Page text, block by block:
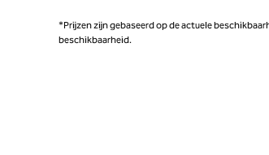
*Prijzen zijn gebaseerd op de actuele
beschikbaarheid.